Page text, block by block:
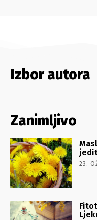
Izbor autora
Zanimljivo
23.